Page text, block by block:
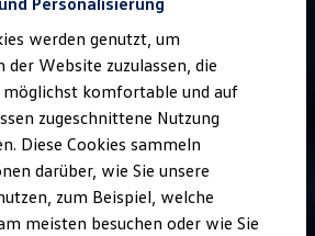
& Garantien
für Nutzfahrzeuge
werden genutzt, um
der Website zuzulassen, die
möglichst komfortable und auf
zugeschnittene Nutzung
Diese Cookies sammeln
darüber, wie Sie unsere
zum Beispiel, welche
meisten besuchen oder wie Sie